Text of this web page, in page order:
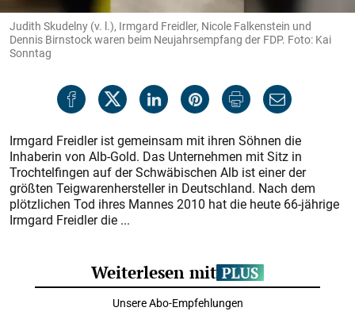
Judith Skudelny (v. l.), Irmgard Freidler, Nicole Falkenstein und
Dennis Birnstock waren beim Neujahrsempfang der FDP. Foto: Kai
Sonntag
Irmgard Freidler ist gemeinsam mit ihren Söhnen die
Inhaberin von Alb-Gold. Das Unternehmen mit Sitz in
Trochtelfingen auf der Schwäbischen Alb ist einer der
größten Teigwarenhersteller in Deutschland. Nach dem
plötzlichen Tod ihres Mannes 2010 hat die heute 66-jährige
Irmgard Freidler die ...